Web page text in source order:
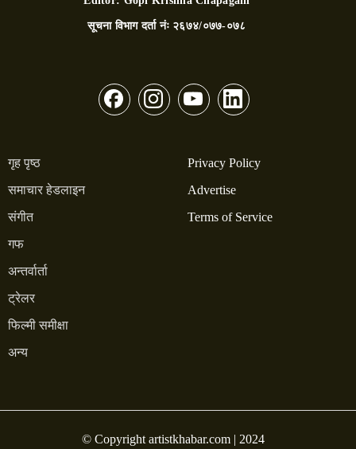
सूचना विभाग दर्ता नंः २६७४/०७७-०७८
गृह पृष्ठ
समाचार हेडलाइन
संगीत
गफ
अन्तर्वार्ता
ट्रेलर
फिल्मी समीक्षा
अन्य
Privacy Policy
Advertise
Terms of Service
© Copyright artistkhabar.com | 2024